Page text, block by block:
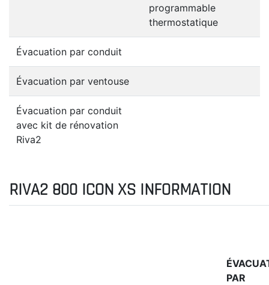
programmable
thermostatique
Évacuation par conduit
Évacuation par ventouse
Évacuation par conduit
avec kit de rénovation
Riva2
RIVA2 800 ICON XS INFORMATION
PAR